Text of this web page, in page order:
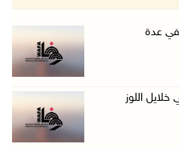
طوباس
من مخيم قل ...
في عدة
اللوز